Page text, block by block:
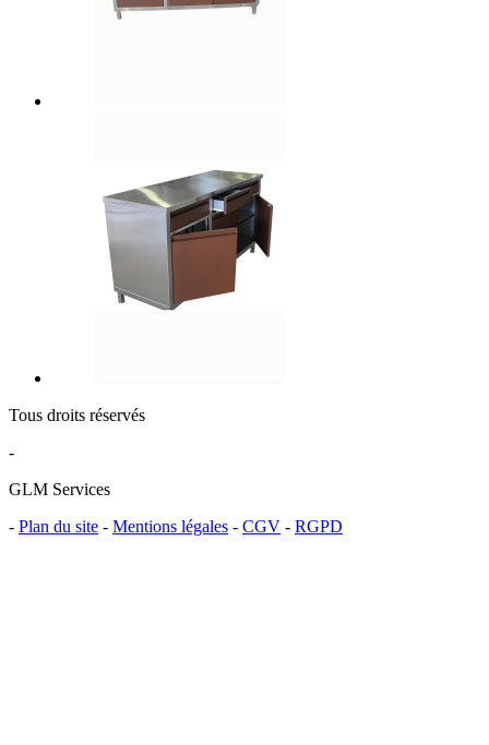
Tous droits réservés
-
GLM Services
- Plan du site - Mentions légales - CGV - RGPD